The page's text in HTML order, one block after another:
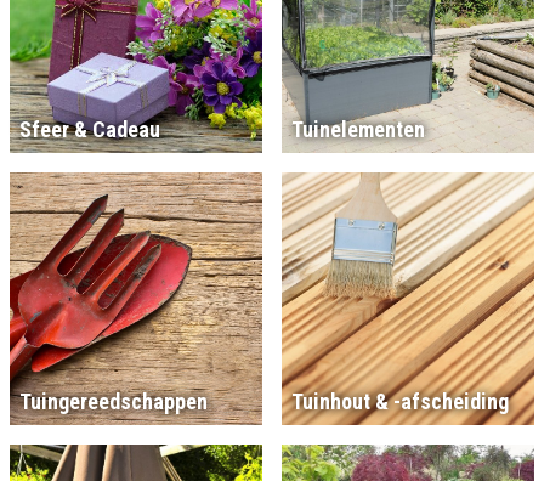
Sfeer & Cadeau Tuinelementen
Tuingereedschappen Tuinhout & -afscheiding